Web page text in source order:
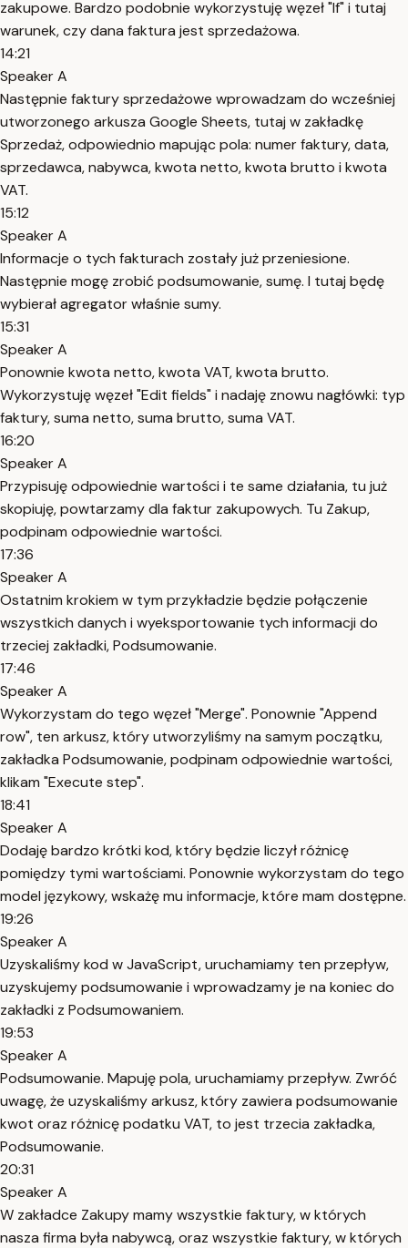
zakupowe. Bardzo podobnie wykorzystuję węzeł "If" i tutaj
warunek, czy dana faktura jest sprzedażowa.
14:21
Speaker A
Następnie faktury sprzedażowe wprowadzam do wcześniej
utworzonego arkusza Google Sheets, tutaj w zakładkę
Sprzedaż, odpowiednio mapując pola: numer faktury, data,
sprzedawca, nabywca, kwota netto, kwota brutto i kwota
VAT.
15:12
Speaker A
Informacje o tych fakturach zostały już przeniesione.
Następnie mogę zrobić podsumowanie, sumę. I tutaj będę
wybierał agregator właśnie sumy.
15:31
Speaker A
Ponownie kwota netto, kwota VAT, kwota brutto.
Wykorzystuję węzeł "Edit fields" i nadaję znowu nagłówki: typ
faktury, suma netto, suma brutto, suma VAT.
16:20
Speaker A
Przypisuję odpowiednie wartości i te same działania, tu już
skopiuję, powtarzamy dla faktur zakupowych. Tu Zakup,
podpinam odpowiednie wartości.
17:36
Speaker A
Ostatnim krokiem w tym przykładzie będzie połączenie
wszystkich danych i wyeksportowanie tych informacji do
trzeciej zakładki, Podsumowanie.
17:46
Speaker A
Wykorzystam do tego węzeł "Merge". Ponownie "Append
row", ten arkusz, który utworzyliśmy na samym początku,
zakładka Podsumowanie, podpinam odpowiednie wartości,
klikam "Execute step".
18:41
Speaker A
Dodaję bardzo krótki kod, który będzie liczył różnicę
pomiędzy tymi wartościami. Ponownie wykorzystam do tego
model językowy, wskażę mu informacje, które mam dostępne.
19:26
Speaker A
Uzyskaliśmy kod w JavaScript, uruchamiamy ten przepływ,
uzyskujemy podsumowanie i wprowadzamy je na koniec do
zakładki z Podsumowaniem.
19:53
Speaker A
Podsumowanie. Mapuję pola, uruchamiamy przepływ. Zwróć
uwagę, że uzyskaliśmy arkusz, który zawiera podsumowanie
kwot oraz różnicę podatku VAT, to jest trzecia zakładka,
Podsumowanie.
20:31
Speaker A
W zakładce Zakupy mamy wszystkie faktury, w których
nasza firma była nabywcą, oraz wszystkie faktury, w których